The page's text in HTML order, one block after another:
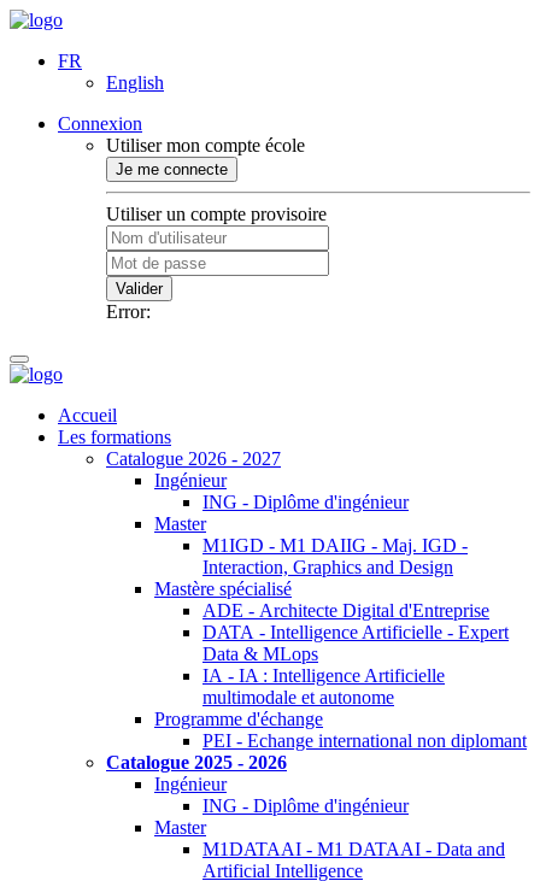
FR
English
Connexion
Utiliser mon compte école
Je me connecte
Utiliser un compte provisoire
Valider
Error:
Accueil
Les formations
Catalogue 2026 - 2027
Ingénieur
ING - Diplôme d'ingénieur
Master
M1IGD - M1 DAIIG - Maj. IGD -
Interaction, Graphics and Design
Mastère spécialisé
ADE - Architecte Digital d'Entreprise
DATA - Intelligence Artificielle - Expert
Data & MLops
IA - IA : Intelligence Artificielle
multimodale et autonome
Programme d'échange
PEI - Echange international non diplomant
Catalogue 2025 - 2026
Ingénieur
ING - Diplôme d'ingénieur
Master
M1DATAAI - M1 DATAAI - Data and
Artificial Intelligence